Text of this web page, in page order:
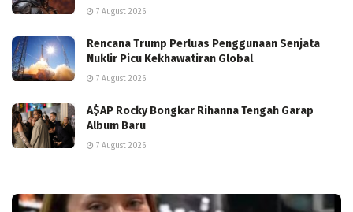
7 August 2026
Rencana Trump Perluas Penggunaan Senjata
Nuklir Picu Kekhawatiran Global
7 August 2026
A$AP Rocky Bongkar Rihanna Tengah Garap
Album Baru
7 August 2026